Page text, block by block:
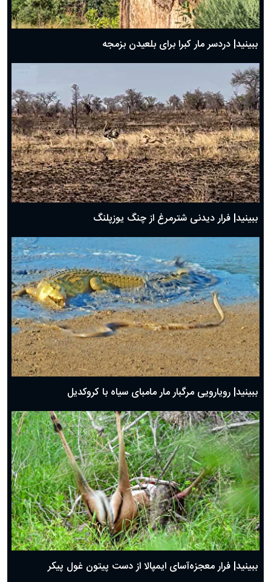
ببینید| دردسر مار کبرا برای بلعیدن بزمجه
ببینید| فرار دیدنی شترمرغ از چنگ یوزپلنگ
ببینید| رویارویی مرگبار مار مامبای سیاه با کروکدیل
ببینید| فرار معجزه‌آسای ایمپالا از دست پیتون غول پیکر